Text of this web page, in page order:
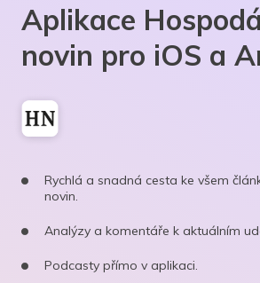
Aplikace
novin pro iOS a
Rychlá a snadná cesta ke všem
novin.
Analýzy a komentáře k aktuálním
Podcasty přímo v aplikaci.